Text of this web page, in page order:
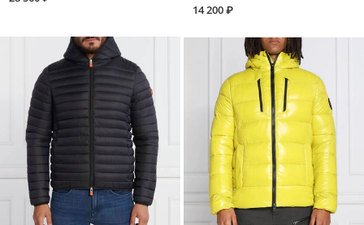
14 200 ₽